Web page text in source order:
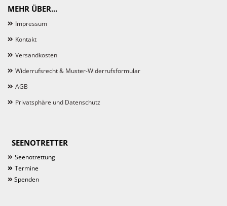
MEHR ÜBER...
Impressum
Kontakt
Versandkosten
Widerrufsrecht & Muster-Widerrufsformular
AGB
Privatsphäre und Datenschutz
SEENOTRETTER
» Seenotrettung
» Termine
» Spenden